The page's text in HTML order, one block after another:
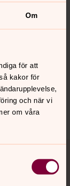
Om
för att
kakor för
och när vi
om våra